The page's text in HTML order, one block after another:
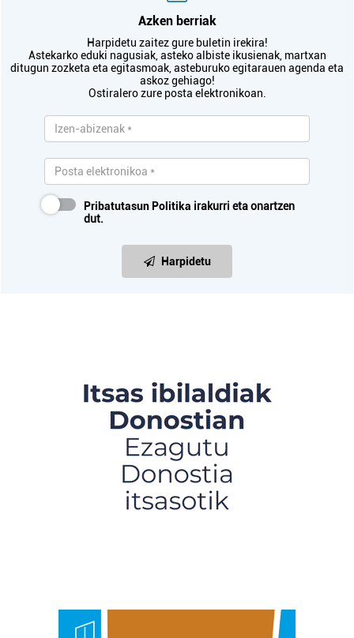
Azken berriak
Harpidetu zaitez gure buletin irekira!
Astekarko eduki nagusiak, asteko albiste ikusienak, martxan
ditugun zozketa eta egitasmoak, asteburuko egitarauen agenda eta
askoz gehiago!
Ostiralero zure posta elektronikoan.
Pribatutasun Politika irakurri eta onartzen
dut.
Harpidetu